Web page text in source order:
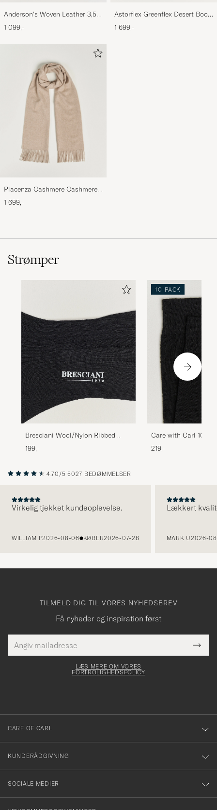
Anderson's Woven Leather 3,5
cm Belt Dark Brown
1 099,-
Astorflex Greenflex Desert Boot
Dark Brown Suede
1 699,-
Piacenza Cashmere Cashmere
Scarf Light Beige
1 699,-
Strømper
Bresciani Wool/Nylon Ribbed
Short Socks Black
199,-
10-PACK
Care with Carl 10-
Cotton Socks BLACK
219,-
4.70/5 5027 BEDØMMELSER
Virkelig tjekket kundeoplevelse.
WILLIAM P2026-08-06 KØBER2026-07-28
Lækkert
MARK U2026-
TILMELD DIG TIL VORES NYHEDSBREV
Få nyheder og inspiration først
mailadresse
skal
Tack
för
dig
till
vårt
nyhetsbrev!
LÆS MERE OM VORES
FORTROLIGHEDSPOLICY
CARE OF CARL
KUNDERÅDGIVNING
SOCIALE MEDIER